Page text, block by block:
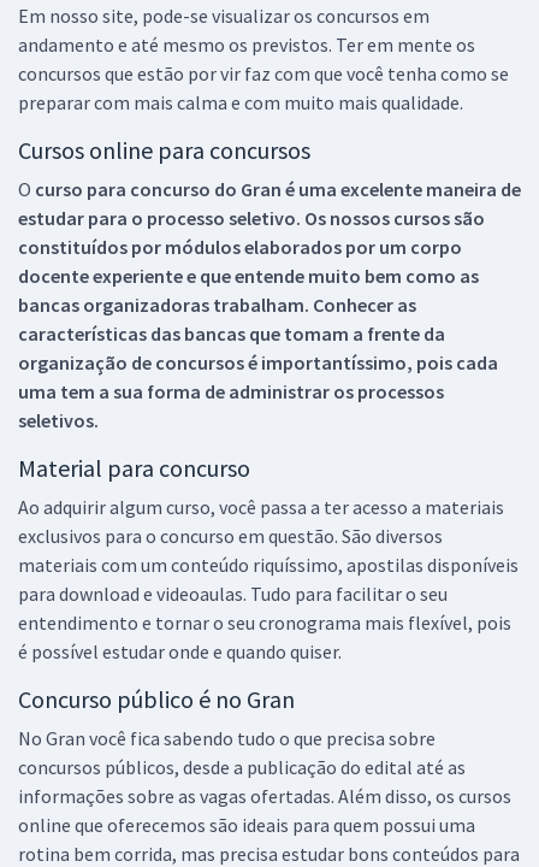
Em nosso site, pode-se visualizar os concursos em
andamento e até mesmo os previstos. Ter em mente os
concursos que estão por vir faz com que você tenha como se
preparar com mais calma e com muito mais qualidade.
Cursos online para concursos
O curso para concurso do Gran é uma excelente maneira de
estudar para o processo seletivo. Os nossos cursos são
constituídos por módulos elaborados por um corpo
docente experiente e que entende muito bem como as
bancas organizadoras trabalham. Conhecer as
características das bancas que tomam a frente da
organização de concursos é importantíssimo, pois cada
uma tem a sua forma de administrar os processos
seletivos.
Material para concurso
Ao adquirir algum curso, você passa a ter acesso a materiais
exclusivos para o concurso em questão. São diversos
materiais com um conteúdo riquíssimo, apostilas disponíveis
para download e videoaulas. Tudo para facilitar o seu
entendimento e tornar o seu cronograma mais flexível, pois
é possível estudar onde e quando quiser.
Concurso público é no Gran
No Gran você fica sabendo tudo o que precisa sobre
concursos públicos, desde a publicação do edital até as
informações sobre as vagas ofertadas. Além disso, os cursos
online que oferecemos são ideais para quem possui uma
rotina bem corrida, mas precisa estudar bons conteúdos para